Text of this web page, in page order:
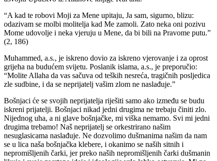
Bošnjaci će se svojih neprijatelja riješiti samo ako između se budu
iskreni prijatelji. Bošnjaci nikad jedni drugima ne trebaju činiti zlo.
Nijednog uha, a ni glave bošnjačke, mi viška nemamo. Svi mi jedni
drugima trebamo! Naš neprijatelj se orkestrirano našim
nesuglasicama naslađuje. Ne dozvolimo dušmanima našim da nam
se u lica naša bošnjačka klebere, i okanimo se naših sitnih i
nepromišljenih čarki, jer preko naših nepromišljenih čarki dušmanin
likuje i svoje zacrtane ideje i ideologije vrlo lahko ostvaruje. Mi na
taj luksus nemamo tapiju (nadležnost). Definitivno!
Evaluacija današnjeg našeg prisustva na Pašinom putu/Orliću je
jasna: Allahu naš, mi Te priznajemo za Jednog i Jedinog, priznajemo
Te za našeg Gospodara na svim uzvišenjima, na svim planinama i u
svim dolinama, a hodajuće novokomponovane idole, u ljudskom
suretu, potpuno ignorišemo. Naša današnja fizička i duhovna
prisutnost na Orliću je, ako Bog da, dova za domovinu Bosnu i
Hercegovinu, kao ajetu ljepote ovog prolaznoga svijeta.